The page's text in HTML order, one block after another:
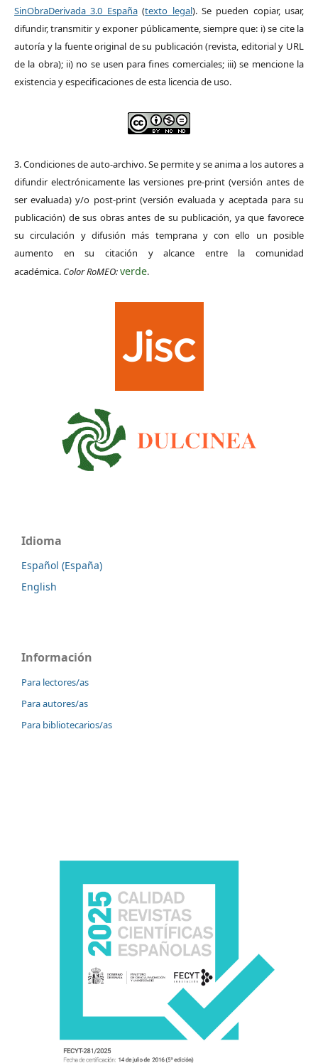
SinObraDerivada 3.0 España(texto legal). Se pueden copiar, usar,
difundir, transmitir y exponer públicamente, siempre que: i) se cite la
autoría y la fuente original de su publicación (revista, editorial y URL
de la obra); ii) no se usen para fines comerciales; iii) se mencione la
existencia y especificaciones de esta licencia de uso.
3. Condiciones de auto-archivo. Se permite y se anima a los autores a
difundir electrónicamente las versiones pre-print (versión antes de
ser evaluada) y/o post-print (versión evaluada y aceptada para su
publicación) de sus obras antes de su publicación, ya que favorece
su circulación y difusión más temprana y con ello un posible
aumento en su citación y alcance entre la comunidad
académica. Color RoMEO:verde.
Idioma
Español (España)
English
Información
Para lectores/as
Para autores/as
Para bibliotecarios/as